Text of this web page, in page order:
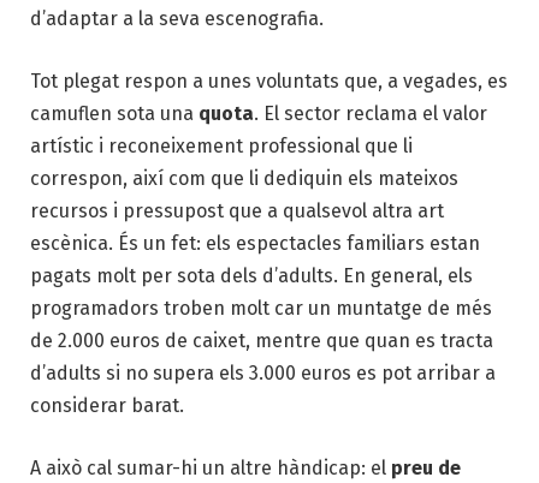
d’adaptar a la seva escenografia.
Tot plegat respon a unes voluntats que, a vegades, es
camuflen sota una quota. El sector reclama el valor
artístic i reconeixement professional que li
correspon, així com que li dediquin els mateixos
recursos i pressupost que a qualsevol altra art
escènica. És un fet: els espectacles familiars estan
pagats molt per sota dels d’adults. En general, els
programadors troben molt car un muntatge de més
de 2.000 euros de caixet, mentre que quan es tracta
d’adults si no supera els 3.000 euros es pot arribar a
considerar barat.
A això cal sumar-hi un altre hàndicap: el preu de